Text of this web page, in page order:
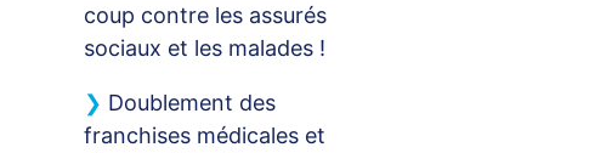
coup contre les assurés
sociaux et les malades !
Doublement des
franchises médicales et